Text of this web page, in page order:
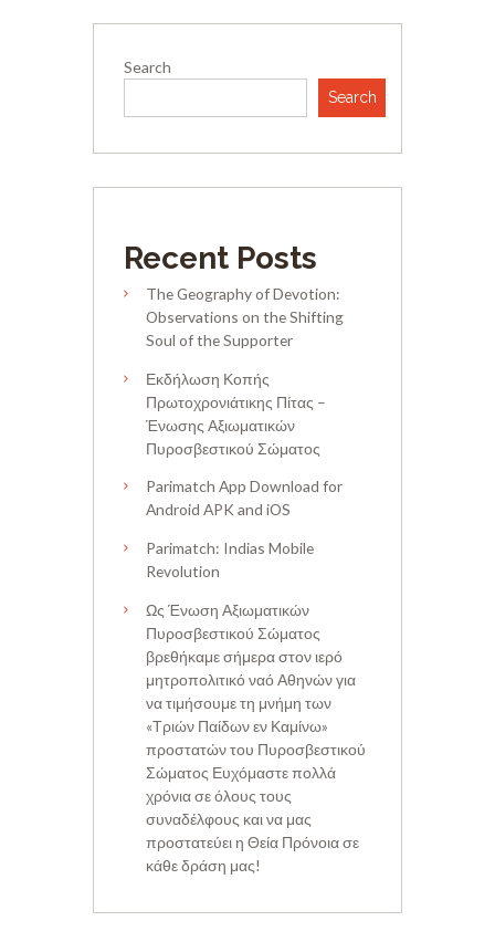
Search
Search
Recent Posts
The Geography of Devotion:
Observations on the Shifting
Soul of the Supporter
Εκδήλωση Κοπής
Πρωτοχρονιάτικης Πίτας –
Ένωσης Αξιωματικών
Πυροσβεστικού Σώματος
Parimatch App Download for
Android APK and iOS
Parimatch: Indias Mobile
Revolution
Ως Ένωση Αξιωματικών
Πυροσβεστικού Σώματος
βρεθήκαμε σήμερα στον ιερό
μητροπολιτικό ναό Αθηνών για
να τιμήσουμε τη μνήμη των
«Τριών Παίδων εν Καμίνω»
προστατών του Πυροσβεστικού
Σώματος Ευχόμαστε πολλά
χρόνια σε όλους τους
συναδέλφους και να μας
προστατεύει η Θεία Πρόνοια σε
κάθε δράση μας!